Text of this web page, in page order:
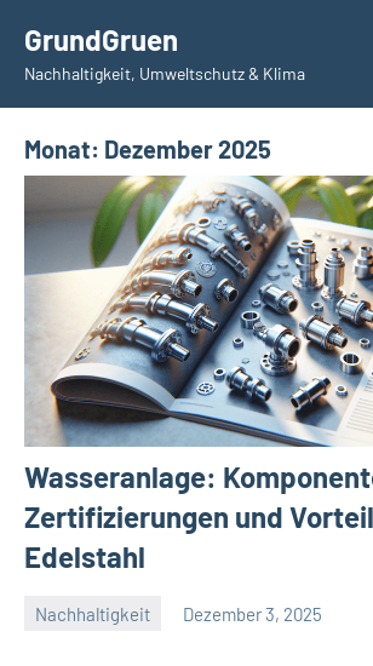
Inhalt
springen
GrundGruen
Nachhaltigkeit, Umweltschutz & Klima
Monat: Dezember 2025
Wasseranlage:
Zertifizierungen und
Edelstahl
Nachhaltigkeit Dezember 3, 2025